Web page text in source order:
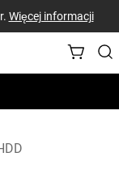
Więcej informacji